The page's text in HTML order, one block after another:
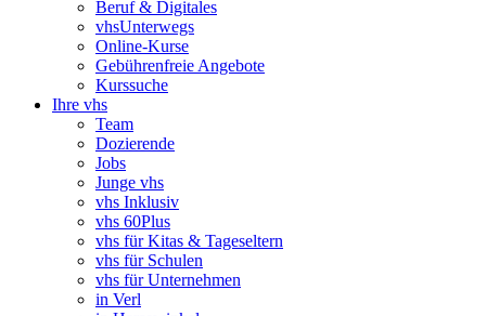
Beruf & Digitales
vhsUnterwegs
Online-Kurse
Gebührenfreie Angebote
Kurssuche
Ihre vhs
Team
Dozierende
Jobs
Junge vhs
vhs Inklusiv
vhs 60Plus
vhs für Kitas & Tageseltern
vhs für Schulen
vhs für Unternehmen
in Verl